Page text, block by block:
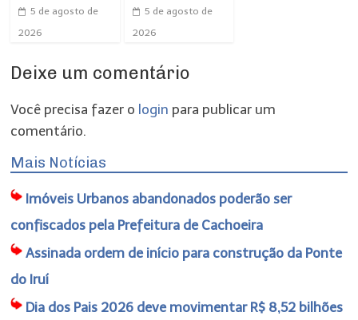
5 de agosto de
2026
5 de agosto de
2026
Deixe um comentário
Você precisa fazer o login para publicar um
comentário.
Mais Notícias
Imóveis Urbanos abandonados poderão ser
confiscados pela Prefeitura de Cachoeira
Assinada ordem de início para construção da Ponte
do Iruí
Dia dos Pais 2026 deve movimentar R$ 8,52 bilhões